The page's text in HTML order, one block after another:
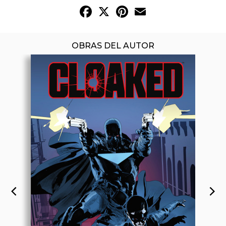
Facebook
X Pinterest
OBRAS DEL AUTOR